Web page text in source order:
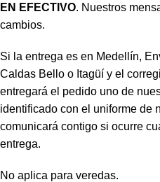
EN EFECTIVO. Nuestros
cambios.
Si la entrega es en Medellín,
Caldas Bello o Itagüí y el
entregará el pedido uno de
identificado con el uniforme de
comunicará contigo si ocurre
entrega.
No aplica para veredas.